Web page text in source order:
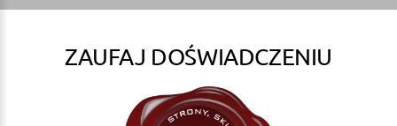
ZAUFAJ DOŚWIADCZENIU